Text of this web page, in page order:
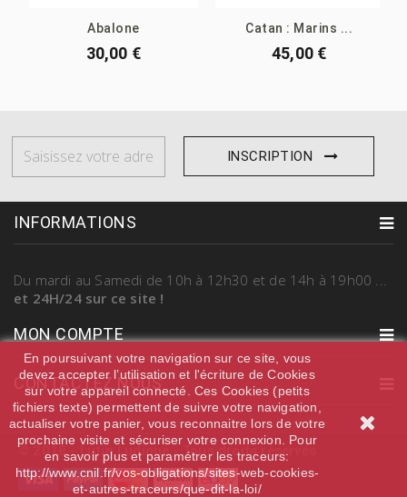
Abalone
30,00 €
Catan : Marins ...
45,00 €
INSCRIPTION
INFORMATIONS
Du mardi au Samedi de 10h à 12h30 et de 14h à 19h00
et 24H/24 sur ce site !
MON COMPTE
CONTACTEZ NOUS
En poursuivant votre navigation sur ce site, vous
devez accepter l’utilisation et l'écriture de Cookies
sur votre appareil connecté. Ces Cookies (petits
fichiers texte) permettent de suivre votre navigation,
actualiser votre panier, vous reconnaitre lors de votre
prochaine visite et sécuriser votre connexion. Pour
en savoir plus et paramétrer les traceurs:
http://www.cnil.fr/vos-obligations/sites-web-cookies-
et-autres-traceurs/que-dit-la-loi/
© 2018 - Lutin Ludique - Tous droits réservés